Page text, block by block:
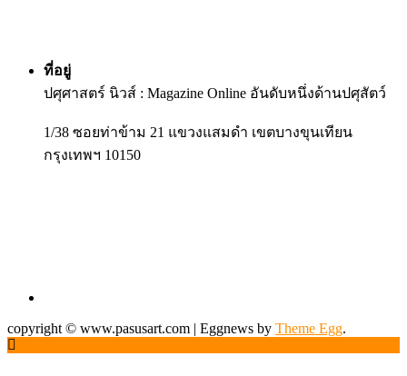
ที่อยู่
ปศุศาสตร์ นิวส์ : Magazine Online อันดับหนึ่งด้านปศุสัตว์
1/38 ซอยท่าข้าม 21 แขวงแสมดำ เขตบางขุนเทียน
กรุงเทพฯ 10150
copyright © www.pasusart.com | Eggnews by Theme Egg.